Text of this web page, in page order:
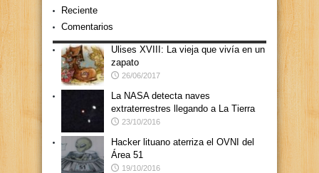
Reciente
Comentarios
Ulises XVIII: La vieja que vivía en un
zapato
26/06/2017
La NASA detecta naves
extraterrestres llegando a La Tierra
23/10/2016
Hacker lituano aterriza el OVNI del
Área 51
19/10/2016